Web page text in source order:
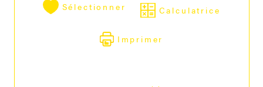
Sélectionner Calculatrice
Imprimer